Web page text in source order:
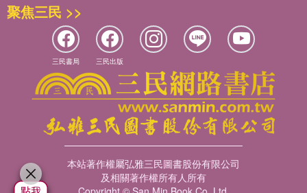
聚焦三民 >>
三民書局 三民出版
本站著作權屬弘雅三民圖書股份有限公司
及相關著作權所有人所有